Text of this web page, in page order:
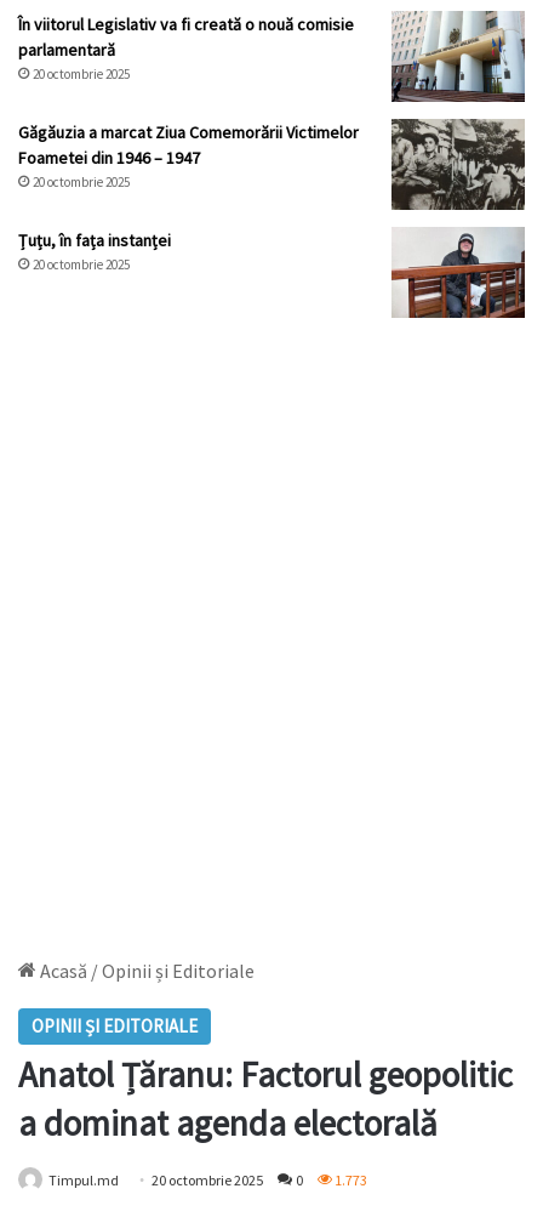
În viitorul Legislativ va fi creată o nouă comisie
parlamentară
20 octombrie 2025
Găgăuzia a marcat Ziua Comemorării Victimelor
Foametei din 1946 – 1947
20 octombrie 2025
Țuțu, în fața instanței
20 octombrie 2025